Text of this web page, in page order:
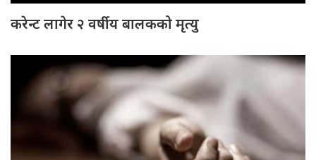
करेन्ट लागेर २ वर्षीय बालकको मृत्यु